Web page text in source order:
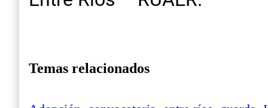
Temas relacionados